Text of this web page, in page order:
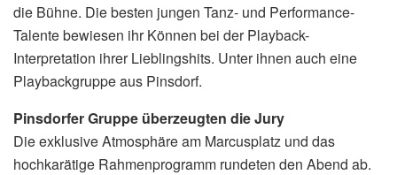
die Bühne. Die besten jungen Tanz- und Performance-
Talente bewiesen ihr Können bei der Playback-
Interpretation ihrer Lieblingshits. Unter ihnen auch eine
Playbackgruppe aus Pinsdorf.
Pinsdorfer Gruppe überzeugten die Jury
Die exklusive Atmosphäre am Marcusplatz und das
hochkarätige Rahmenprogramm rundeten den Abend ab.